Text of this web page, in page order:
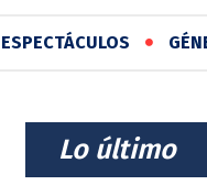
ESPECTÁCULOS
⠀Lo último⠀